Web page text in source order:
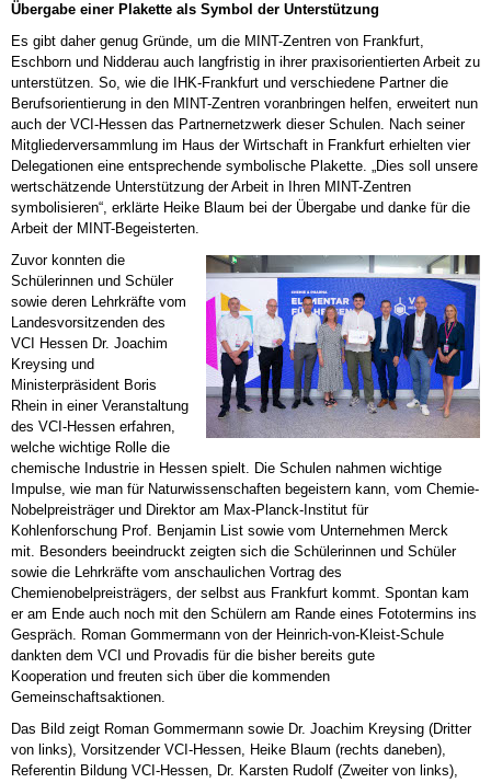
Übergabe einer Plakette als Symbol der Unterstützung
Es gibt daher genug Gründe, um die MINT-Zentren von Frankfurt,
Eschborn und Nidderau auch langfristig in ihrer praxisorientierten Arbeit zu
unterstützen. So, wie die IHK-Frankfurt und verschiedene Partner die
Berufsorientierung in den MINT-Zentren voranbringen helfen, erweitert nun
auch der VCI-Hessen das Partnernetzwerk dieser Schulen. Nach seiner
Mitgliederversammlung im Haus der Wirtschaft in Frankfurt erhielten vier
Delegationen eine entsprechende symbolische Plakette. „Dies soll unsere
wertschätzende Unterstützung der Arbeit in Ihren MINT-Zentren
symbolisieren“, erklärte Heike Blaum bei der Übergabe und danke für die
Arbeit der MINT-Begeisterten.
Zuvor konnten die
Schülerinnen und Schüler
sowie deren Lehrkräfte vom
Landesvorsitzenden des
VCI Hessen Dr. Joachim
Kreysing und
Ministerpräsident Boris
Rhein in einer Veranstaltung
des VCI-Hessen erfahren,
welche wichtige Rolle die
chemische Industrie in Hessen spielt. Die Schulen nahmen wichtige
Impulse, wie man für Naturwissenschaften begeistern kann, vom Chemie-
Nobelpreisträger und Direktor am Max-Planck-Institut für
Kohlenforschung Prof. Benjamin List sowie vom Unternehmen Merck
mit. Besonders beeindruckt zeigten sich die Schülerinnen und Schüler
sowie die Lehrkräfte vom anschaulichen Vortrag des
Chemienobelpreisträgers, der selbst aus Frankfurt kommt. Spontan kam
er am Ende auch noch mit den Schülern am Rande eines Fototermins ins
Gespräch. Roman Gommermann von der Heinrich-von-Kleist-Schule
dankten dem VCI und Provadis für die bisher bereits gute
Kooperation und freuten sich über die kommenden
Gemeinschaftsaktionen.
Das Bild zeigt Roman Gommermann sowie Dr. Joachim Kreysing (Dritter
von links), Vorsitzender VCI-Hessen, Heike Blaum (rechts daneben),
Referentin Bildung VCI-Hessen, Dr. Karsten Rudolf (Zweiter von links),